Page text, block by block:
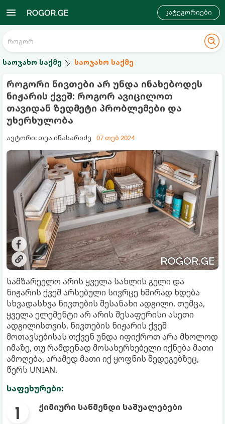
კატეგორიები
საოჯახო საქმე საოჯახო საქმე
როგორი ნივთები არ უნდა ინახებოდეს
ნიჟარის ქვეშ: როგორ ავიცილოთ
თავიდან ზედმეტი პრობლემები და
უხერხულობა
ავტორი: თეა ინასარიძე 07 თებ 2024
სამზარეულო არის ყველა სახლის გული და
ნიჟარის ქვეშ არსებული სივრცე ხშირად ხდება
სხვადასხვა ნივთების შესანახი ადგილი. თუმცა,
ყველა ელემენტი არ არის შესაფერისი ასეთი
ადგილისთვის. ნივთების ნიჟარის ქვეშ
მოთავსებისას თქვენ უნდა იფიქროთ არა მხოლოდ
იმაზე, თუ რამდენად მოსახერხებელი იქნება მათი
ამოღება, არამედ მათი იქ ყოფნის შედეგებზეც,
წერს UNIAN.
საფეხურები:
ქიმიური საწმენდი საშუალებები